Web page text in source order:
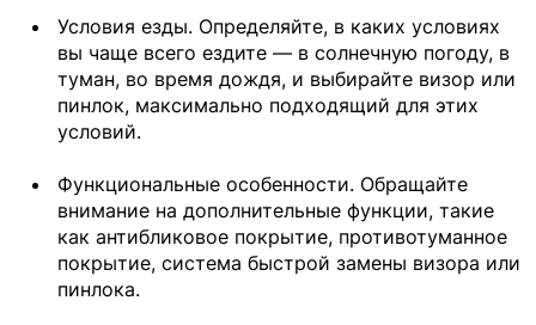
Условия езды. Определяйте, в каких условиях
вы чаще всего ездите — в солнечную погоду, в
туман, во время дождя, и выбирайте визор или
пинлок, максимально подходящий для этих
условий.
Функциональные особенности. Обращайте
внимание на дополнительные функции, такие
как антибликовое покрытие, противотуманное
покрытие, система быстрой замены визора или
пинлока.